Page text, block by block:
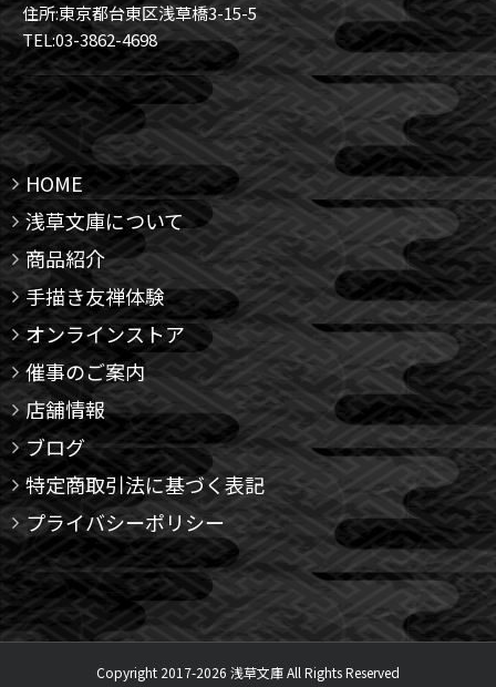
住所:東京都台東区浅草橋3-15-5
TEL:03-3862-4698
HOME
浅草文庫について
商品紹介
手描き友禅体験
オンラインストア
催事のご案内
店舗情報
ブログ
特定商取引法に基づく表記
プライバシーポリシー
Copyright 2017-2026 浅草文庫 All Rights Reserved